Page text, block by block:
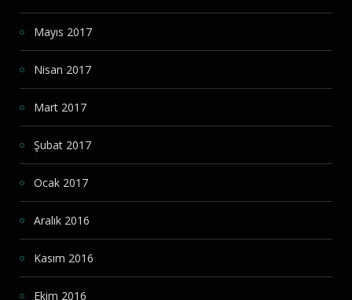
Mayıs 2017
Nisan 2017
Mart 2017
Şubat 2017
Ocak 2017
Aralık 2016
Kasım 2016
Ekim 2016